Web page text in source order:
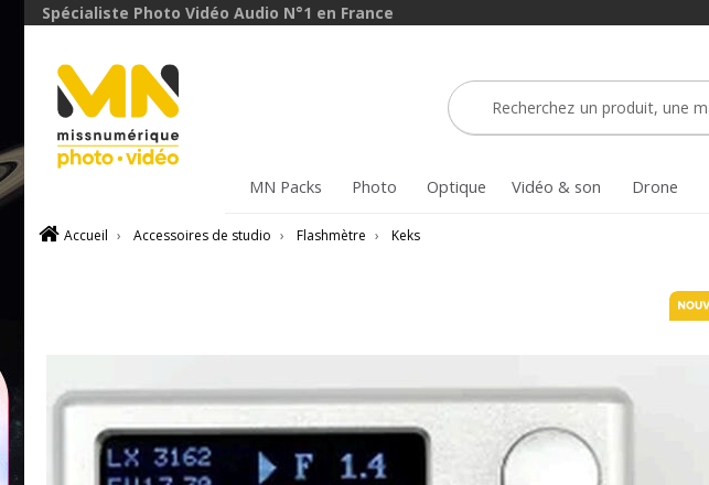
Spécialiste Photo Vidéo Audio N°1 en France
MN Packs Photo Optique Vidéo & son Drone
Accueil › Accessoires de studio › Flashmètre › Keks